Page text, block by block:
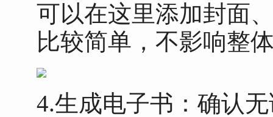
可以在这里添加封面
比较简单，不影响整
4.生成电子书：确认